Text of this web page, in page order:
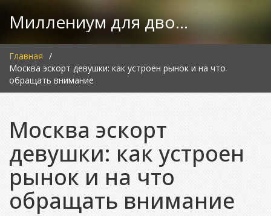
Миллениум для двоих
Главная
Москва эскорт девушки: как устроен рынок и на что
обращать внимание
Москва эскорт
девушки: как устроен
рынок и на что
обращать внимание